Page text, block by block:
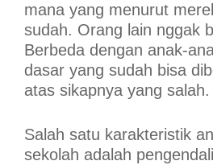
mana yang menurut
sudah. Orang lain nggak
Berbeda dengan anak-
dasar yang sudah bisa
atas sikapnya yang salah.
Salah satu karakteristik
sekolah adalah